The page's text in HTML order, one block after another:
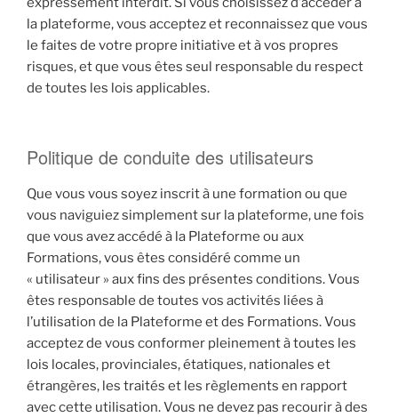
la plateforme, vous acceptez et reconnaissez que vous
le faites de votre propre initiative et à vos propres
risques, et que vous êtes seul responsable du respect
de toutes les lois applicables.
Politique de conduite des utilisateurs
Que vous vous soyez inscrit à une formation ou que
vous naviguiez simplement sur la plateforme, une fois
que vous avez accédé à la Plateforme ou aux
Formations, vous êtes considéré comme un
« utilisateur » aux fins des présentes conditions. Vous
êtes responsable de toutes vos activités liées à
l’utilisation de la Plateforme et des Formations. Vous
acceptez de vous conformer pleinement à toutes les
lois locales, provinciales, étatiques, nationales et
étrangères, les traités et les règlements en rapport
avec cette utilisation. Vous ne devez pas recourir à des